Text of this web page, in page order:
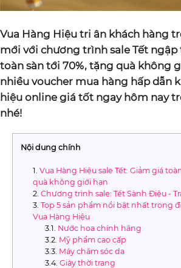
Vua Hàng Hiệu tri ân khách hàng
mới với chương trình sale Tết
toàn sàn tới 70%, tặng quà không
nhiều voucher mua hàng hấp dẫn
hiệu online giá tốt ngay hôm nay
nhé!
Nội dung chính
Vua Hàng Hiệu sale Tết: Giảm giá
quà không giới hạn
Chương trình sale: Tết Sành Điệu -
Top 5 sản phẩm nổi bật nhất trong
Vua Hàng Hiệu
Nước hoa chính hãng
Mỹ phẩm cao cấp
Máy chăm sóc da
Giày thời trang